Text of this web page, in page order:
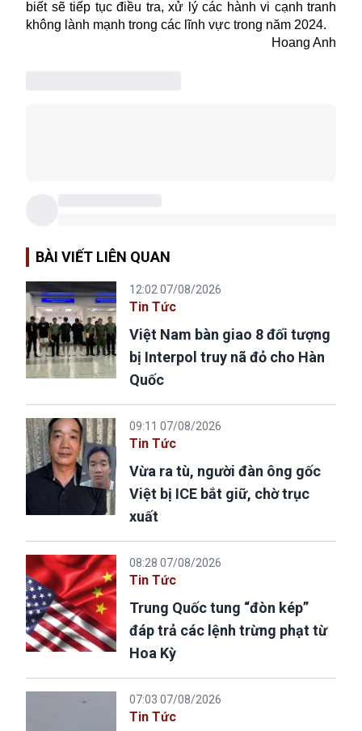
biết sẽ tiếp tục điều tra, xử lý các hành vi cạnh tranh
không lành mạnh trong các lĩnh vực trong năm 2024.
Hoang Anh
BÀI VIẾT LIÊN QUAN
12:02 07/08/2026
Tin Tức
Việt Nam bàn giao 8 đối tượng
bị Interpol truy nã đỏ cho Hàn
Quốc
09:11 07/08/2026
Tin Tức
Vừa ra tù, người đàn ông gốc
Việt bị ICE bắt giữ, chờ trục
xuất
08:28 07/08/2026
Tin Tức
Trung Quốc tung “đòn kép”
đáp trả các lệnh trừng phạt từ
Hoa Kỳ
07:03 07/08/2026
Tin Tức